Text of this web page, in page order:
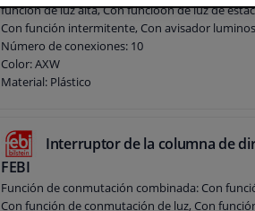
función de luz alta, Con funcioón de luz de
Con función intermitente, Con avisador
Número de conexiones: 10
Color: AXW
Material: Plástico
Interruptor de la columna de
FEBI
Función de conmutación combinada: Con
Con función de conmutación de luz, Con